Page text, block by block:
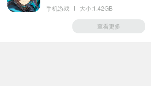
手机游戏 大小:1.42GB
查看更多